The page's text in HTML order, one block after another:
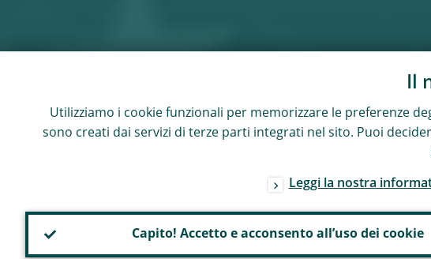
Il
Utilizziamo i cookie funzionali per memorizzare le preferenze
sono creati dai servizi di terze parti integrati nel sito. Puoi
Leggi la nostra
Capito! Accetto e acconsento all’uso dei cookie